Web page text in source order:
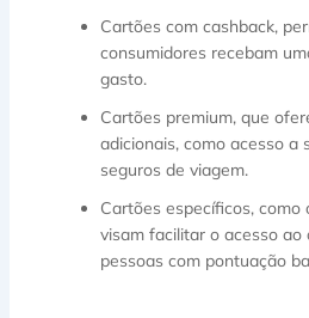
Cartões com cashback,
consumidores recebam
gasto.
Cartões premium, que
adicionais, como acesso a
seguros de viagem.
Cartões específicos, como
visam facilitar o acesso ao
pessoas com pontuação